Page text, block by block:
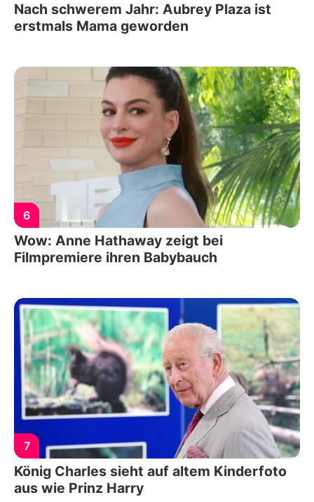
Nach schwerem Jahr: Aubrey Plaza ist
erstmals Mama geworden
6
Wow: Anne Hathaway zeigt bei
Filmpremiere ihren Babybauch
7
König Charles sieht auf altem Kinderfoto
aus wie Prinz Harry